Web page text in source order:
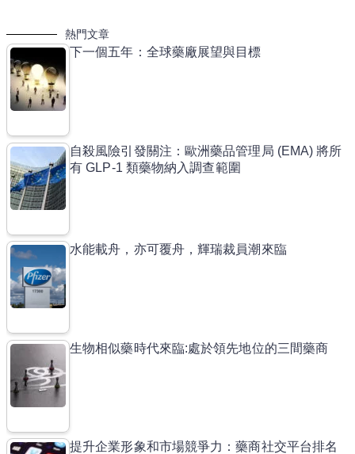
熱門文章
下一個五年：全球藥廠展望與目標
自殺風險引發關注：歐洲藥品管理局 (EMA) 將所
有 GLP-1 類藥物納入調查範圍
水能載舟，亦可覆舟，輝瑞裁員潮來臨
生物相似藥時代來臨:處於領先地位的三間藥商
提升企業形象和市場競爭力：藥商社交平台排名